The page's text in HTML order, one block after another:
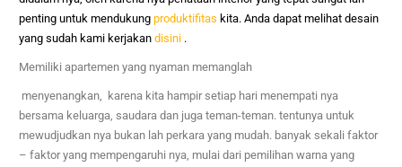
penting untuk mendukungproduktifitas kita. Anda dapat melihat desain
yang sudah kami kerjakandisini .
Memiliki apartemen yang nyaman memanglah
menyenangkan, karena kita hampir setiap hari menempati nya
bersama keluarga, saudara dan juga teman-teman. tentunya untuk
mewudjudkan nya bukan lah perkara yang mudah. banyak sekali faktor
– faktor yang mempengaruhi nya, mulai dari pemilihan warna yang